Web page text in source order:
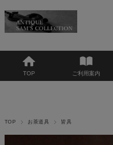
TOP ご利用案内
TOP お茶道具 皆具